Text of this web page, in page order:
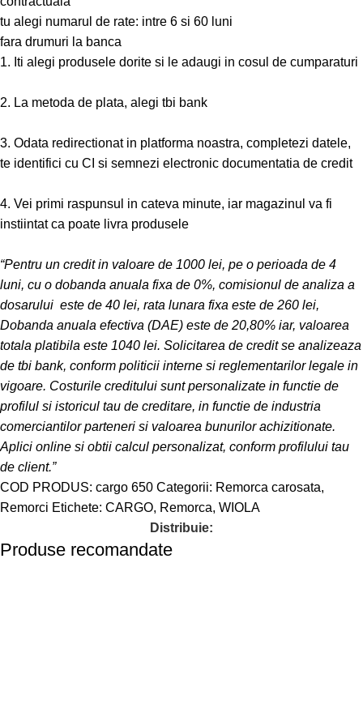
tu alegi numarul de rate: intre 6 si 60 luni
fara drumuri la banca
1. Iti alegi produsele dorite si le adaugi in cosul de cumparaturi
2. La metoda de plata, alegi tbi bank
3. Odata redirectionat in platforma noastra, completezi datele,
te identifici cu CI si semnezi electronic documentatia de credit
4. Vei primi raspunsul in cateva minute, iar magazinul va fi
instiintat ca poate livra produsele
“Pentru un credit in valoare de 1000 lei, pe o perioada de 4
luni, cu o dobanda anuala fixa de 0%, comisionul de analiza a
dosarului este de 40 lei, rata lunara fixa este de 260 lei,
Dobanda anuala efectiva (DAE) este de 20,80% iar, valoarea
totala platibila este 1040 lei. Solicitarea de credit se analizeaza
de tbi bank, conform politicii interne si reglementarilor legale in
vigoare. Costurile creditului sunt personalizate in functie de
profilul si istoricul tau de creditare, in functie de industria
comerciantilor parteneri si valoarea bunurilor achizitionate.
Aplici online si obtii calcul personalizat, conform profilului tau
de client.”
COD PRODUS: cargo 650 Categorii: Remorca carosata,
Remorci Etichete: CARGO, Remorca, WIOLA
Distribuie:
Produse recomandate